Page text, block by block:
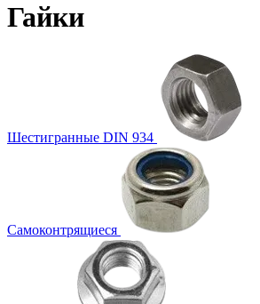
Гайки
Шестигранные DIN 934
Самоконтрящиеся